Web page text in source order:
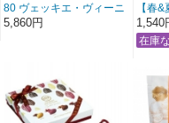
80 ヴェッキエ・ヴィーニ
ェ・プリミティーヴォ・
ディ・マンドゥーリア
5,860円
【春
吟醸
1,540